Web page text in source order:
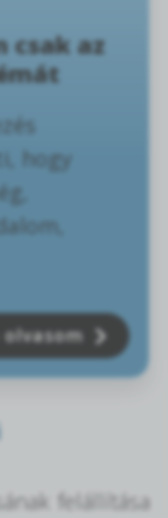
csak az
hogy
olvasom
felállítása